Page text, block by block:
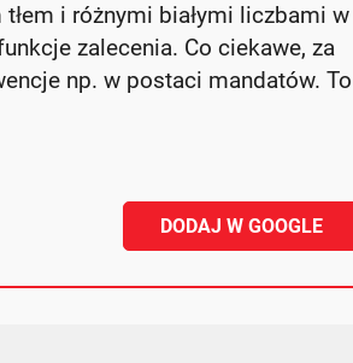
i różnymi białymi liczbami w
zalecenia. Co ciekawe, za
np. w postaci mandatów. To
DODAJ W GOOGLE